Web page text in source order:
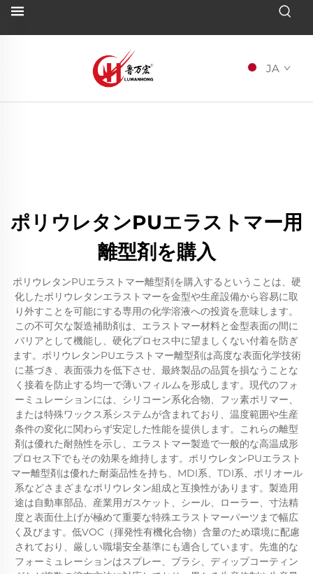
JA
ポリウレタンPUエラストマー用
離型剤を購入
ポリウレタンPUエラストマー離型剤を購入するということは、硬
化したポリウレタンエラストマーを金型や生産設備から容易に取
り外すことを可能にする専用の化学溶液への投資を意味します。
この不可欠な製造補助剤は、エラストマー材料と金型表面の間に
バリアとして機能し、硬化プロセス中に望ましくない付着を防ぎ
ます。ポリウレタンPUエラストマー離型剤は高度な表面化学技術
に基づき、表面張力を低下させ、最終製品の品質を損なうことな
く接着を防止する均一で薄いフィルムを形成します。現代のフォ
ーミュレーションには、シリコーン系化合物、フッ素ポリマー、
または特殊ワックス系システムが含まれており、温度範囲や生産
条件の変化に関わらず安定した性能を提供します。これらの離型
剤は優れた耐熱性を示し、エラストマー製造で一般的な高温成形
プロセス下でもその効果を維持します。ポリウレタンPUエラスト
マー離型剤は優れた耐薬品性を持ち、MDI系、TDI系、ポリオール
系などさまざまなポリウレタン組成と互換性があります。製造用
途は自動車部品、産業用ガスケット、シール、ローラー、寸法精
度と表面仕上げが極めて重要な特殊エラストマーパーツまで幅広
く及びます。低VOC（揮発性有機化合物）含量のため環境に配慮
されており、厳しい職場安全基準にも適合しています。先進的な
フォーミュレーションはスプレー、ブラシ、ディップコーティン